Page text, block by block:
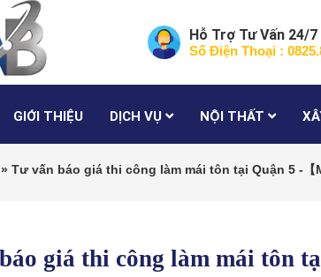
Hỗ Trợ Tư Vấn 24/7
Số Điện Thoại :
GIỚI THIỆU DỊCH VỤ NỘI THẤT
» Tư vấn báo giá thi công làm mái tôn tại Quận 5 -【
giá thi công làm mái tôn